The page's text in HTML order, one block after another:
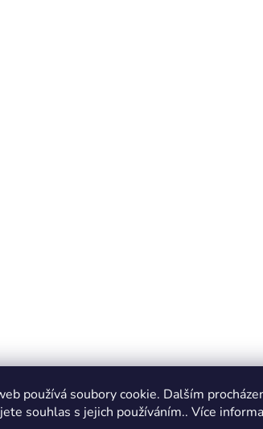
používá soubory cookie. Dalším
souhlas s jejich používáním.. Více